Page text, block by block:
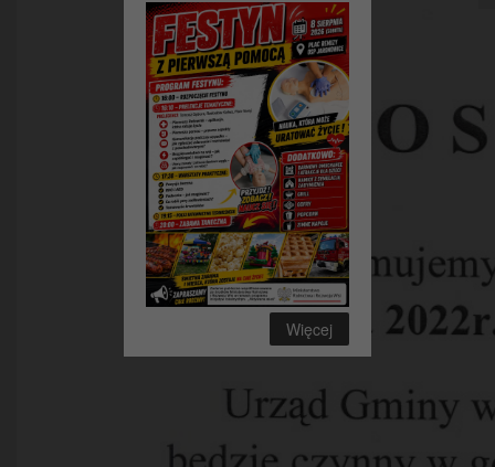
Więcej